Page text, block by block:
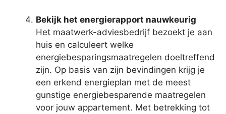
Bekijk het energierapport nauwkeurig
Het maatwerk-adviesbedrijf bezoekt je aan
huis en calculeert welke
energiebesparingsmaatregelen doeltreffend
zijn. Op basis van zijn bevindingen krijg je
een erkend energieplan met de meest
gunstige energiebesparende maatregelen
voor jouw appartement. Met betrekking tot